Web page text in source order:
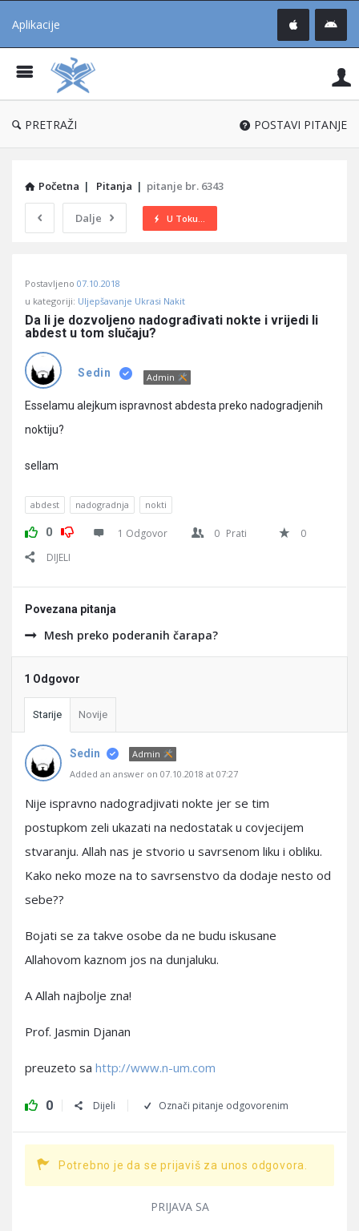
Aplikacije
®
PRETRAŽI POSTAVI PITANJE
Početna | Pitanja | pitanje br. 6343
Dalje U Toku...
Učene
Latest
Pitanja
Postavljeno 07.10.2018
u kategoriji: Uljepšavanje Ukrasi Nakit
Da li je dozvoljeno nadograđivati nokte i vrijedi li
abdest u tom slučaju?
Sedin Admin
Esselamu alejkum ispravnost abdesta preko nadogradjenih
noktiju?
sellam
abdest nadogradnja nokti
0 1 Odgovor 0 Prati
0
DIJELI
Povezana pitanja
Mesh preko poderanih čarapa?
1 Odgovor
Starije Novije
Sedin
Admin
Added an answer on 07.10.2018 at 07:27
Nije ispravno nadogradjivati nokte jer se tim
postupkom zeli ukazati na nedostatak u covjecijem
stvaranju. Allah nas je stvorio u savrsenom liku i obliku.
Kako neko moze na to savrsenstvo da dodaje nesto od
sebe??
Bojati se za takve osobe da ne budu iskusane
Allahovom kaznom jos na dunjaluku.
A Allah najbolje zna!
Prof. Jasmin Djanan
preuzeto sa http://www.n-um.com
0 Dijeli Označi pitanje odgovorenim
Potrebno je da se prijaviš za unos odgovora.
PRIJAVA SA